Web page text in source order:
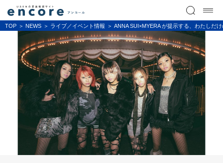
TOP NEWS ライブ／イベント情報 ANNA SUI×MYERA が提示する、わたしだ